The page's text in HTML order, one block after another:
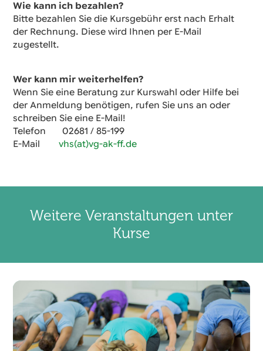
Wie kann ich bezahlen?
Bitte bezahlen Sie die Kursgebühr erst nach Erhalt
der Rechnung. Diese wird Ihnen per E-Mail
zugestellt.
Wer kann mir weiterhelfen?
Wenn Sie eine Beratung zur Kurswahl oder Hilfe bei
der Anmeldung benötigen, rufen Sie uns an oder
schreiben Sie eine E-Mail!
Telefon 02681 / 85-199
E-Mailvhs(at)vg-ak-ff.de
Weitere Veranstaltungen unter
Kurse